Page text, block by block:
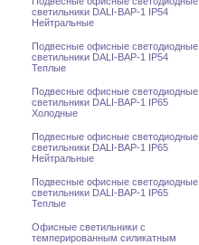
светильники DALI-BAP-1 IP54
Нейтральные
Подвесные офисные светодиодные
светильники DALI-BAP-1 IP54
Теплые
Подвесные офисные светодиодные
светильники DALI-BAP-1 IP65
Холодные
Подвесные офисные светодиодные
светильники DALI-BAP-1 IP65
Нейтральные
Подвесные офисные светодиодные
светильники DALI-BAP-1 IP65
Теплые
Офисные светильники с
темперированным силикатным